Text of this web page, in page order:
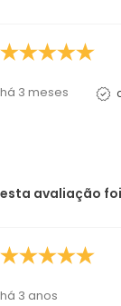
há 3 meses
esta avaliação
há 3 anos